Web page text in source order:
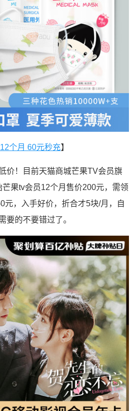
个月 60元秒充】
价！目前天猫商城芒果TV会员旗
果tv会员12个月售价200元，需领
元，入手好价，折合才5块/月，自
要的不要错过了。